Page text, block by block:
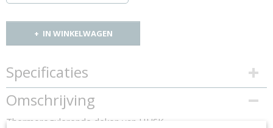
IN WINKELWAGEN
Specificaties
Productcode
288-2012
Omschrijving
Thermoregulerende deken van HUSK.